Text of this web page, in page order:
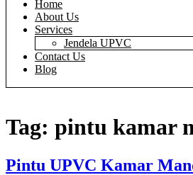
Home
About Us
Services
Jendela UPVC
Contact Us
Blog
Tag: pintu kamar
Pintu UPVC Kamar